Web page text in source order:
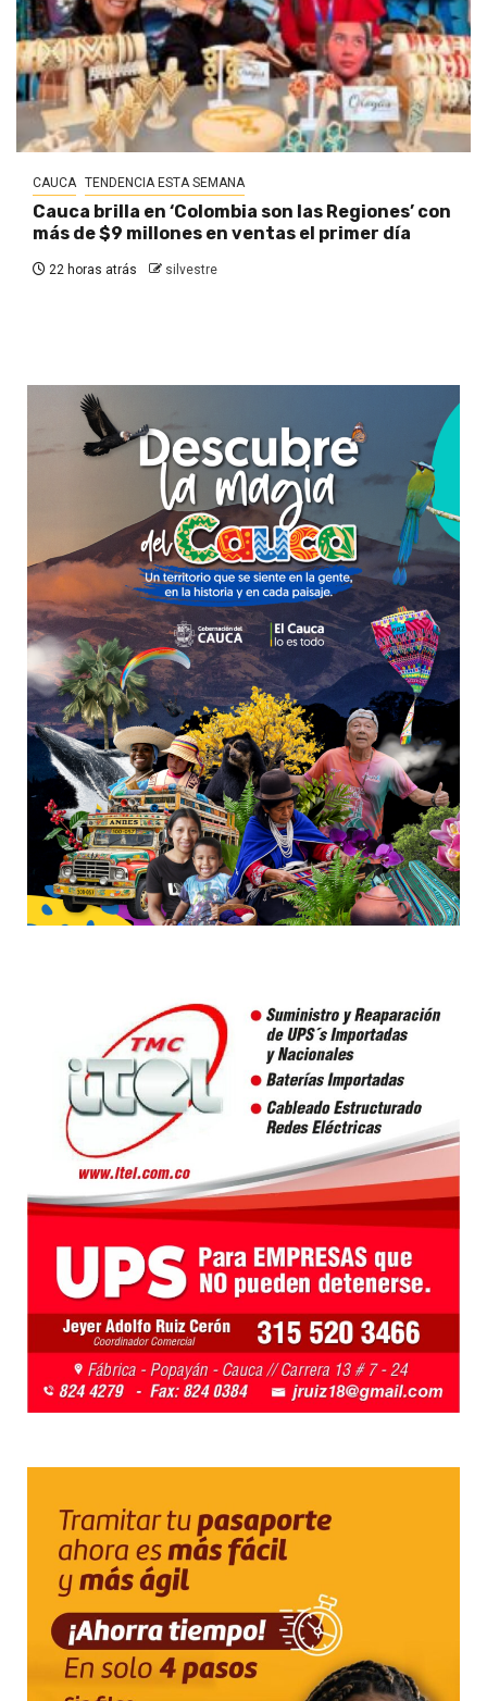
CAUCA TENDENCIA ESTA SEMANA
Cauca brilla en ‘Colombia son las Regiones’ con
más de $9 millones en ventas el primer día
22 horas atrás silvestre